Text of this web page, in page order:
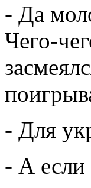
- Да
Чего-
- Для
- А если